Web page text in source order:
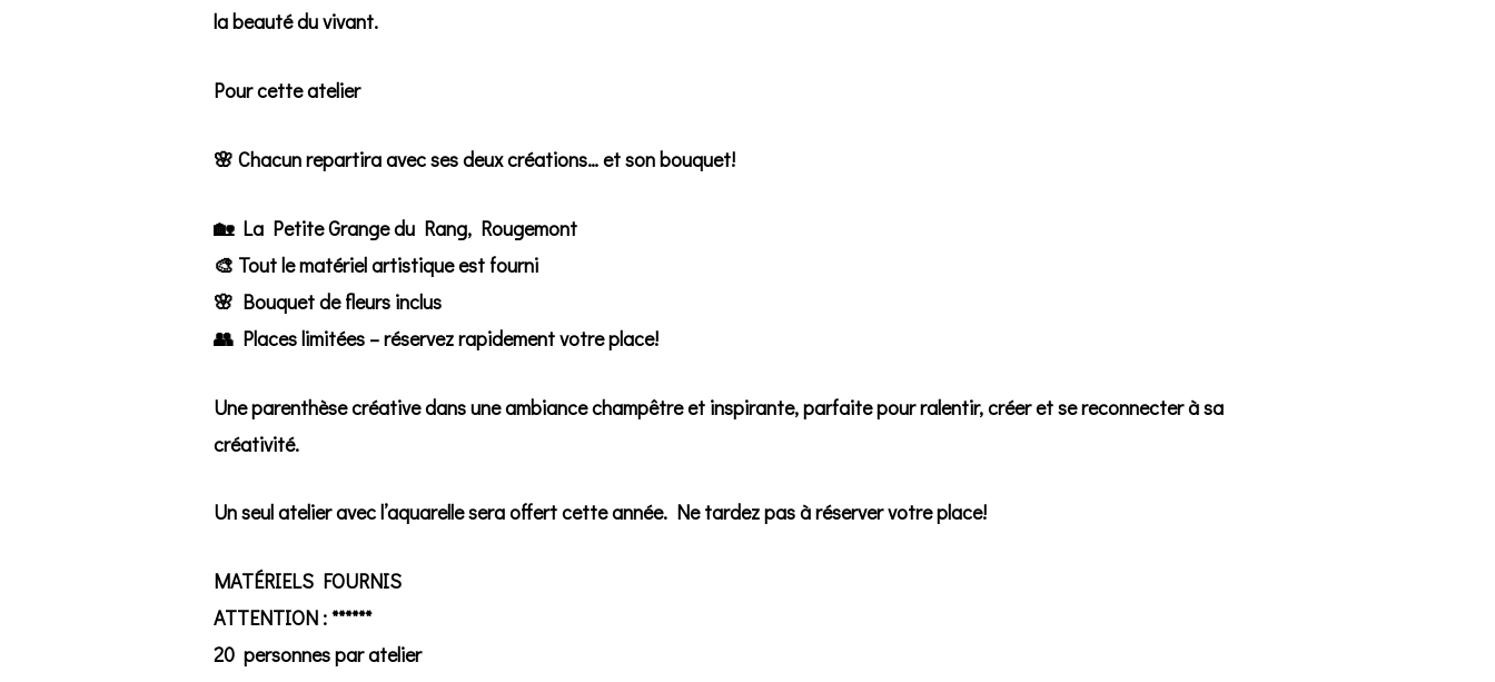
la beauté du vivant.
Pour cette atelier
🌸 Chacun repartira avec ses deux créations… et son bouquet!
🏡 La Petite Grange du Rang, Rougemont
🎨 Tout le matériel artistique est fourni
🌸 Bouquet de fleurs inclus
👥 Places limitées – réservez rapidement votre place!
Une parenthèse créative dans une ambiance champêtre et inspirante, parfaite pour ralentir, créer et se reconnecter à sa
créativité.
Un seul atelier avec l’aquarelle sera offert cette année. Ne tardez pas à réserver votre place!
MATÉRIELS FOURNIS
ATTENTION : ******
20 personnes par atelier